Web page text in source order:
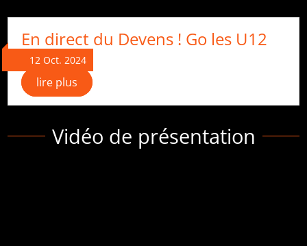
En direct du Devens ! Go les U12
12 Oct. 2024
lire plus
Vidéo de présentation